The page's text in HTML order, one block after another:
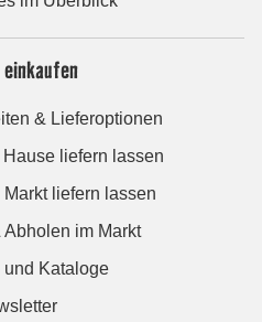
& Lieferoptionen
liefern lassen
liefern lassen
Abholen im Markt
und Kataloge